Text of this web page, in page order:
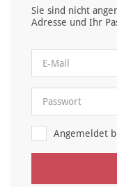
Sie sind nicht
Adresse und Ihr
Angemeldet